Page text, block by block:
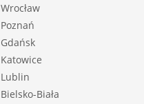
Wrocław
Poznań
Gdańsk
Katowice
Lublin
Bielsko-Biała